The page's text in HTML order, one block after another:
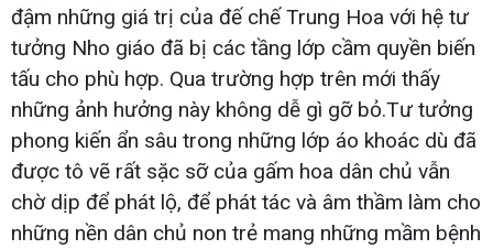
đậm những giá trị của đế chế Trung Hoa với hệ tư
tưởng Nho giáo đã bị các tầng lớp cầm quyền biến
tấu cho phù hợp. Qua trường hợp trên mới thấy
những ảnh hưởng này không dễ gì gỡ bỏ.Tư tưởng
phong kiến ẩn sâu trong những lớp áo khoác dù đã
được tô vẽ rất sặc sỡ của gấm hoa dân chủ vẫn
chờ dịp để phát lộ, để phát tác và âm thầm làm cho
những nền dân chủ non trẻ mang những mầm bệnh